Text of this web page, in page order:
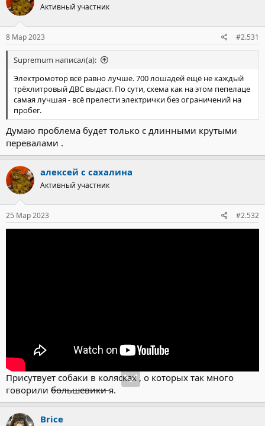
Активный участник
8 Мар 2023 #2.531
Supremum написал(а):
Электромотор всё равно лучше. 700 лошадей ещё не каждый
трёхлитровый ДВС выдаст. По сути, схема как на этом пепелаце
самая лучшая - всё прелести электрички без ограничений на
пробег.
Думаю проблема будет только с длинными крутыми
перевалами .
алексей с сахалина
Активный участник
25 Мар 2023 #2.532
Присутвует собаки в колясках , о которых так много
говорили большевикия.
Brice